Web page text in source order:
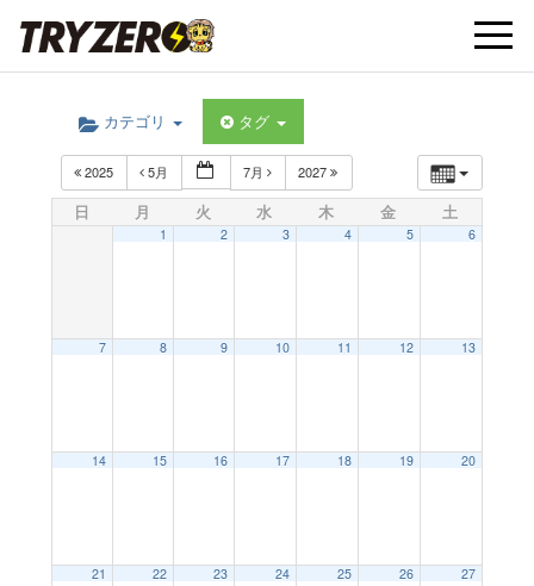
t
カテゴリ タグ
2025 5月 7月 2027
日 月 火 水 木 金 土
1 2 3 4 5 6
7 8 9 10 11 12 13
14 15 16 17 18 19 20
21 22 23 24 25 26 27